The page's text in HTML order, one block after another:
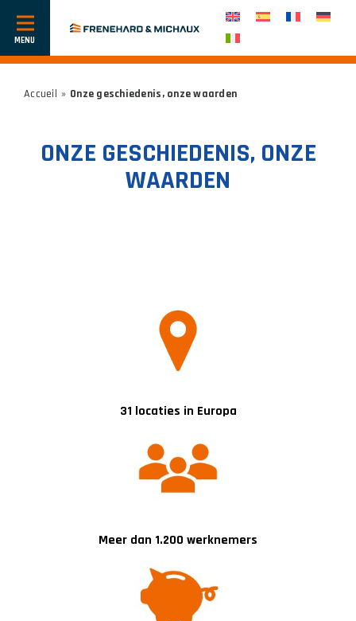
Toon
of
Accueil » Onze geschiedenis, onze waarden
ONZE GESCHIEDENIS, ONZE
WAARDEN
31 locaties in Europa
Meer dan 1.200 werknemers